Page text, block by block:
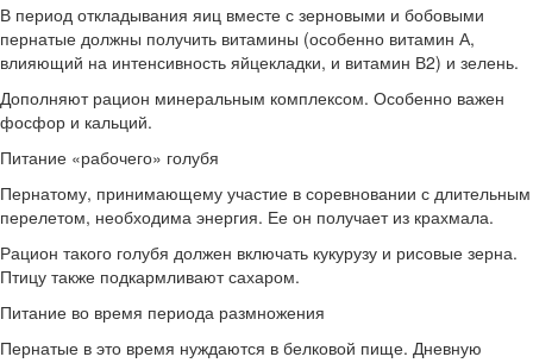
В период откладывания яиц вместе с зерновыми и бобовыми
пернатые должны получить витамины (особенно витамин А,
влияющий на интенсивность яйцекладки, и витамин В2) и зелень.
Дополняют рацион минеральным комплексом. Особенно важен
фосфор и кальций.
Питание «рабочего» голубя
Пернатому, принимающему участие в соревновании с длительным
перелетом, необходима энергия. Ее он получает из крахмала.
Рацион такого голубя должен включать кукурузу и рисовые зерна.
Птицу также подкармливают сахаром.
Питание во время периода размножения
Пернатые в это время нуждаются в белковой пище. Дневную